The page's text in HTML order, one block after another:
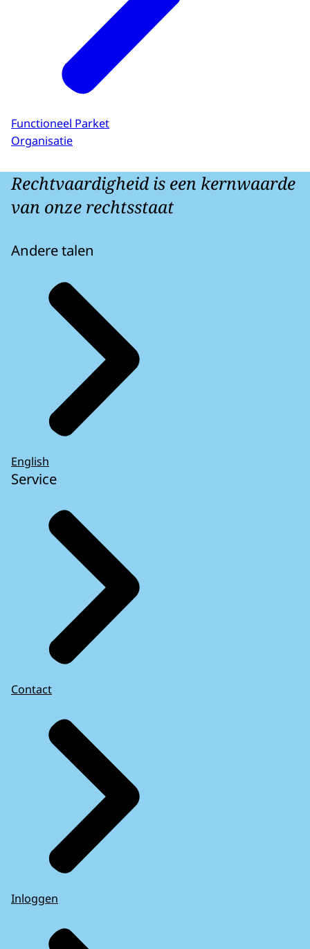
Functioneel Parket
Organisatie
Rechtvaardigheid is een kernwaarde
van onze rechtsstaat
Andere talen
English
Service
Contact
Inloggen